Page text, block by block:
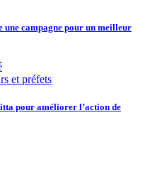
une campagne pour un meilleur
pour améliorer l’action de